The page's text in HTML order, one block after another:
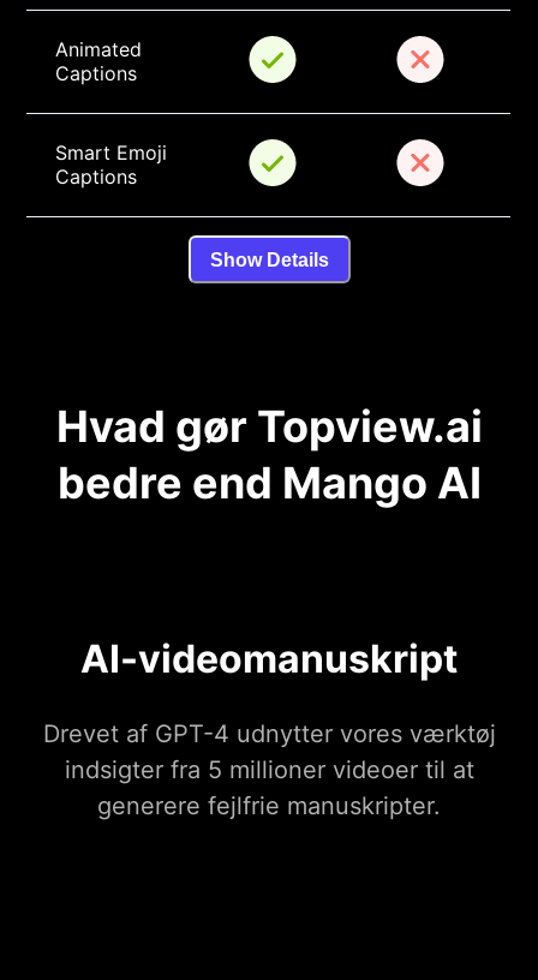
Animated
Captions
Smart Emoji
Captions
Show Details
Hvad gør Topview.ai
bedre end Mango AI
AI-videomanuskript
Drevet af GPT-4 udnytter vores værktøj
indsigter fra 5 millioner videoer til at
generere fejlfrie manuskripter.